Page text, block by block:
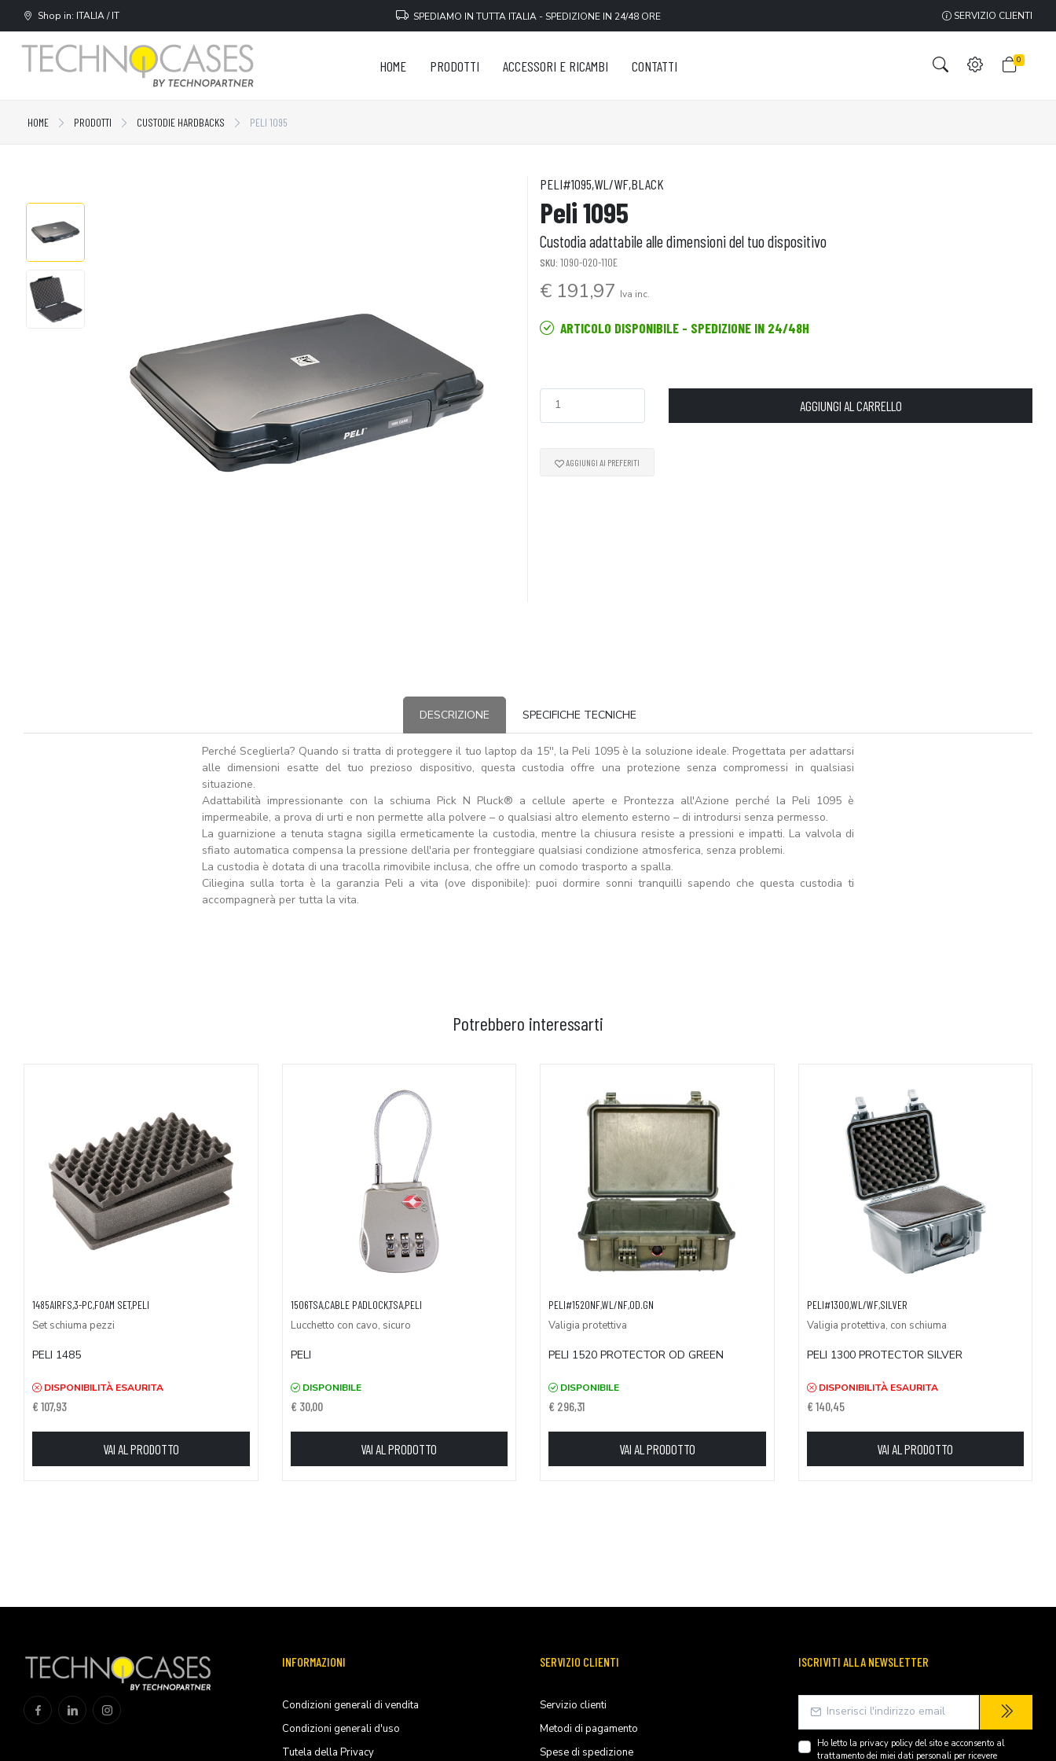
Shop in: ITALIA / IT SPEDIAMO IN TUTTA ITALIA - SPEDIZIONE IN 24/48 ORE SERVIZIO CLIENTI
HOME PRODOTTI ACCESSORI E RICAMBI CONTATTI 0
HOME PRODOTTI CUSTODIE HARDBACKS PELI 1095
PELI#1095,WL/WF,BLACK
Peli 1095
Custodia adattabile alle dimensioni del tuo dispositivo
SKU: 1090-020-110E
€ 191,97 Iva inc.
ARTICOLO DISPONIBILE - SPEDIZIONE IN 24/48H
AGGIUNGI AL CARRELLO
AGGIUNGI AI PREFERITI
DESCRIZIONE SPECIFICHE TECNICHE
Perché Sceglierla? Quando si tratta di proteggere il tuo laptop da 15'', la Peli 1095 è la soluzione ideale. Progettata per adattarsi
alle dimensioni esatte del tuo prezioso dispositivo, questa custodia offre una protezione senza compromessi in qualsiasi
situazione.
Adattabilità impressionante con la schiuma Pick N Pluck® a cellule aperte e Prontezza all'Azione perché la Peli 1095 è
impermeabile, a prova di urti e non permette alla polvere – o qualsiasi altro elemento esterno – di introdursi senza permesso.
La guarnizione a tenuta stagna sigilla ermeticamente la custodia, mentre la chiusura resiste a pressioni e impatti. La valvola di
sfiato automatica compensa la pressione dell'aria per fronteggiare qualsiasi condizione atmosferica, senza problemi.
La custodia è dotata di una tracolla rimovibile inclusa, che offre un comodo trasporto a spalla.
Ciliegina sulla torta è la garanzia Peli a vita (ove disponibile): puoi dormire sonni tranquilli sapendo che questa custodia ti
accompagnerà per tutta la vita.
Potrebbero interessarti
1485AIRFS,3-PC,FOAM SET,PELI
Set schiuma pezzi
PELI 1485
DISPONIBILITÀ ESAURITA
€ 107,93
VAI AL PRODOTTO
1506TSA,CABLE PADLOCK,TSA,PELI
Lucchetto con cavo, sicuro
PELI
DISPONIBILE
€ 30,00
VAI AL PRODOTTO
PELI#1520NF,WL/NF,OD.GN
Valigia protettiva
PELI 1520 PROTECTOR OD GREEN
DISPONIBILE
€ 296,31
VAI AL PRODOTTO
PELI#1300,WL/WF,SILVER
Valigia protettiva, con schiuma
PELI 1300 PROTECTOR SILVER
DISPONIBILITÀ ESAURITA
€ 140,45
VAI AL PRODOTTO
INFORMAZIONI
Condizioni generali di vendita
Condizioni generali d'uso
Tutela della Privacy
SERVIZIO CLIENTI
Servizio clienti
Metodi di pagamento
Spese di spedizione
ISCRIVITI ALLA NEWSLETTER
Ho letto la privacy policydel sito e acconsento al
trattamento dei miei dati personali per ricevere